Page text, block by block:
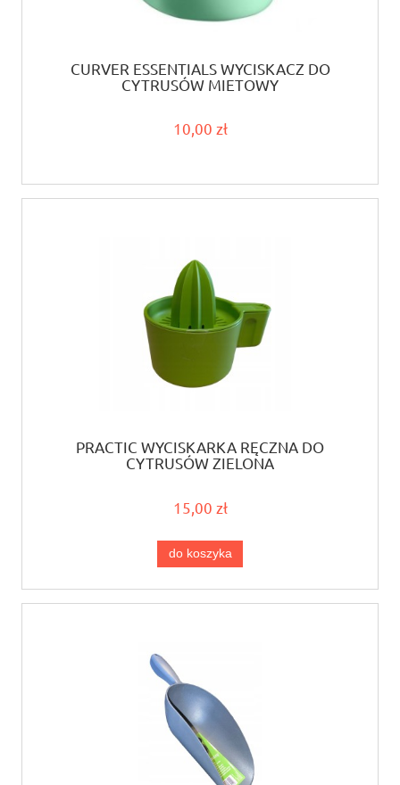
CURVER ESSENTIALS WYCISKACZ DO
CYTRUSÓW MIĘTOWY
10,00 zł
PRACTIC WYCISKARKA RĘCZNA DO
CYTRUSÓW ZIELONA
15,00 zł
do koszyka